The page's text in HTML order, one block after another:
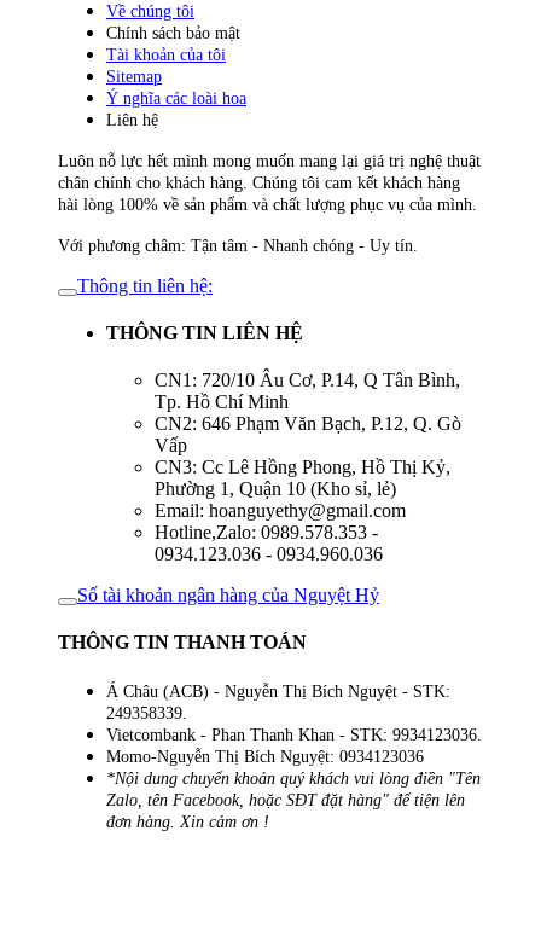
Về chúng tôi
Chính sách bảo mật
Tài khoản của tôi
Sitemap
Ý nghĩa các loài hoa
Liên hệ
Luôn nỗ lực hết mình mong muốn mang lại giá trị nghệ thuật
chân chính cho khách hàng. Chúng tôi cam kết khách hàng
hài lòng 100% về sản phẩm và chất lượng phục vụ của mình.
Với phương châm: Tận tâm - Nhanh chóng - Uy tín.
Thông tin liên hệ:
THÔNG TIN LIÊN HỆ
CN1: 720/10 Âu Cơ, P.14, Q Tân Bình,
Tp. Hồ Chí Minh
CN2: 646 Phạm Văn Bạch, P.12, Q. Gò
Vấp
CN3: Cc Lê Hồng Phong, Hồ Thị Kỷ,
Phường 1, Quận 10 (Kho sỉ, lẻ)
Email: hoanguyethy@gmail.com
Hotline,Zalo: 0989.578.353 -
0934.123.036 - 0934.960.036
Số tài khoản ngân hàng của Nguyệt Hỷ
THÔNG TIN THANH TOÁN
Á Châu (ACB) - Nguyễn Thị Bích Nguyệt - STK:
249358339.
Vietcombank - Phan Thanh Khan - STK: 9934123036.
Momo-Nguyễn Thị Bích Nguyệt: 0934123036
*Nội dung chuyển khoản quý khách vui lòng điền "Tên
Zalo, tên Facebook, hoặc SĐT đặt hàng" để tiện lên
đơn hàng. Xin cảm ơn !